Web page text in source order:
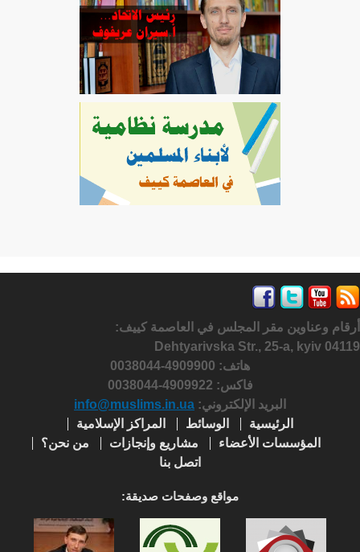
أرقام وعناوين مقر المجلس في العاصمة كييف:
Dehtyarivska Str., 25-a, kyiv 04119
هاتف: 4909900-0038044
فاكس: 4909922-0038044
البريد الإلكتروني: info@muslims.in.ua
الرئيسية
الوسائط
المراكز الإسلامية
المؤسسات الأعضاء
مشاريع وإنجازات
من نحن؟
اتصل بنا
مواقع وصفحات صديقة: